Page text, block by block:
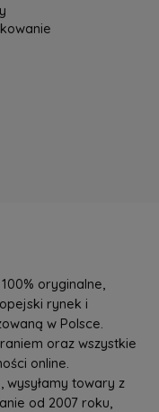
oryginalne,
rynek i
w Polsce.
oraz wszystkie
online.
wysyłamy towary z
od 2007 roku,